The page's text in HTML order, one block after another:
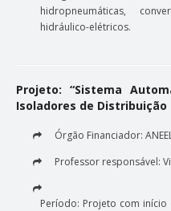
hidropneumáticas,
hidráulico-elétricos.
Projeto: “Sistema
Isoladores de Distribuição
Órgão Financiador:
Professor responsável:
Período: Projeto com